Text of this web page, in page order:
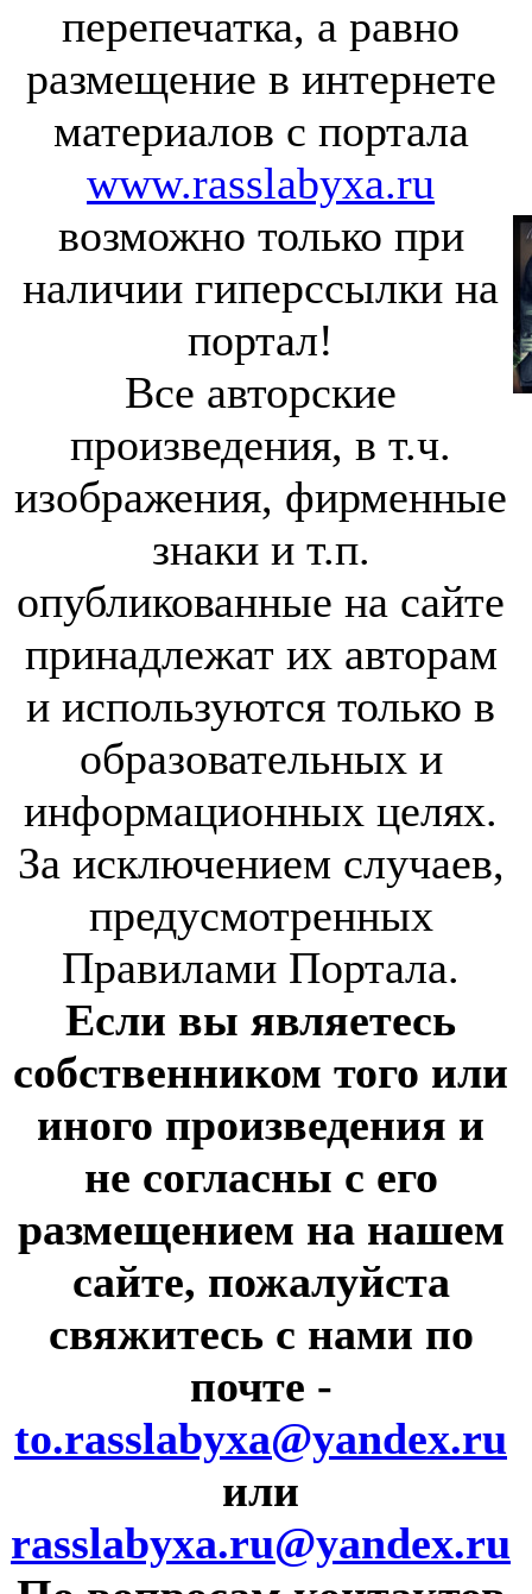
перепечатка, а равно
размещение в интернете
материалов с портала
www.rasslabyxa.ru
возможно только при
наличии гиперссылки на
портал!
Все авторские
произведения, в т.ч.
изображения, фирменные
знаки и т.п.
опубликованные на сайте
принадлежат их авторам
и используются только в
образовательных и
информационных целях.
За исключением случаев,
предусмотренных
Правилами Портала.
Если вы являетесь
собственником того или
иного произведения и
не согласны с его
размещением на нашем
сайте, пожалуйста
свяжитесь с нами по
почте -
to.rasslabyxa@yandex.ru
или
rasslabyxa.ru@yandex.ru